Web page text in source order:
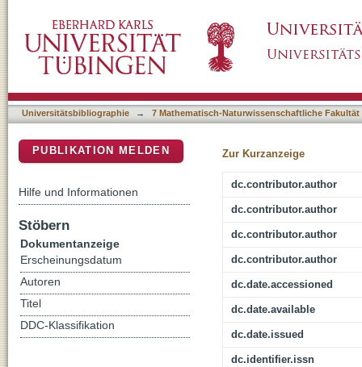
Universitätsbibliographie → 7 Mathematisch-Naturwissenschaftliche Fakultät
Zur Kurzanzeige
dc.contributor.author
dc.contributor.author
dc.contributor.author
dc.contributor.author
dc.date.accessioned
dc.date.available
dc.date.issued
dc.identifier.issn
PUBLIKATION MELDEN
Hilfe und Informationen
Stöbern
Dokumentanzeige
Erscheinungsdatum
Autoren
Titel
DDC-Klassifikation